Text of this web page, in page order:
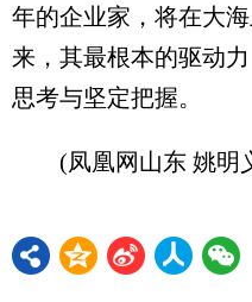
年的企业家，将在大
来，其最根本的驱动
思考与坚定把握。
(凤凰网山东 姚明